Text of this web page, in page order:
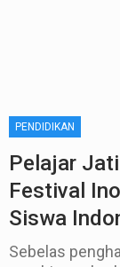
PENDIDIKAN
Pelajar
Festival
Siswa
Sebelas